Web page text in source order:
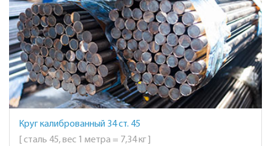
Круг калиброванный 34 ст. 45
[ сталь 45, вес 1 метра = 7,34 кг ]